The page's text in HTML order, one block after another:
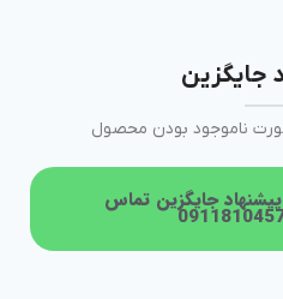
جایگزین
ناموجود بودن محصول
جایگزین تماس